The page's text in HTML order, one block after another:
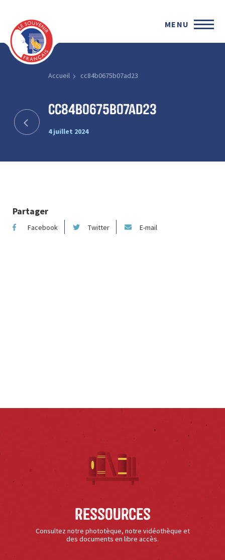
MENU
Accueil cc84b0675b07ad23
cc84b0675b07ad23
4 juillet 2024
Partager
Facebook Twitter E-mail
Ressources
Consultez notre phototèque, notre vidéothèque et
des documents en libre accès.